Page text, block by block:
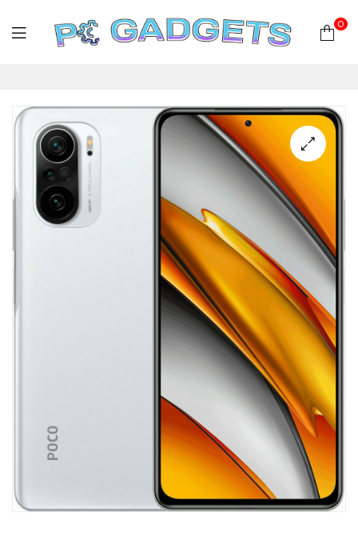
Gadgets
Plus
|
Hardware
Αναλώσιμα
0